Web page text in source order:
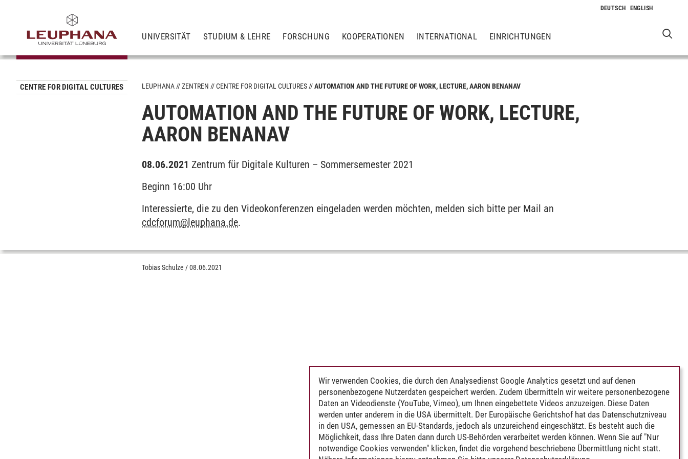
UNIVERSITÄT STUDIUM & LEHRE FORSCHUNG KOOPERATIONEN INTERNATIONAL EINRICHTUNGEN
CENTRE FOR DIGITAL CULTURES LEUPHANA ZENTREN CENTRE FOR DIGITAL CULTURES AUTOMATION AND THE FUTURE OF WORK, LECTURE, AARON BENANAV
AUTOMATION AND THE FUTURE OF WORK, LECTURE,
AARON BENANAV
08.06.2021 Zentrum für Digitale Kulturen – Sommersemester 2021
Beginn 16:00 Uhr
Interessierte, die zu den Videokonferenzen eingeladen werden möchten, melden sich bitte per Mail an
cdcforum@leuphana.de.
Tobias Schulze /08.06.2021
Wir verwenden Cookies, die durch den Analysedienst Google Analytics gesetzt und auf denen
personenbezogene Nutzerdaten gespeichert werden. Zudem übermitteln wir weitere personenbezogene
Daten an Videodienste (YouTube, Vimeo), um Ihnen eingebettete Videos anzuzeigen. Diese Daten
werden unter anderem in die USA übermittelt. Der Europäische Gerichtshof hat das Datenschutzniveau
in den USA, gemessen an EU-Standards, jedoch als unzureichend eingeschätzt. Es besteht auch die
Möglichkeit, dass Ihre Daten dann durch US-Behörden verarbeitet werden können. Wenn Sie auf "Nur
notwendige Cookies verwenden" klicken, findet die vorgehend beschriebene Übermittlung nicht statt.